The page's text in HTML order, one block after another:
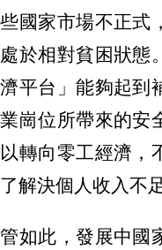
國家市場不正式
於相對貧困狀態
平台」能夠起到
崗位所帶來的安
轉向零工經濟，
解決個人收入不
如此，發展中國